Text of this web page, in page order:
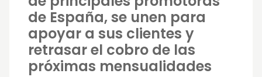
de España, se unen para
apoyar a sus clientes y
retrasar el cobro de las
próximas mensualidades